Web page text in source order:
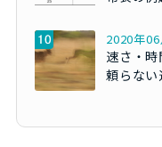
2020年
速さ・
頼らな